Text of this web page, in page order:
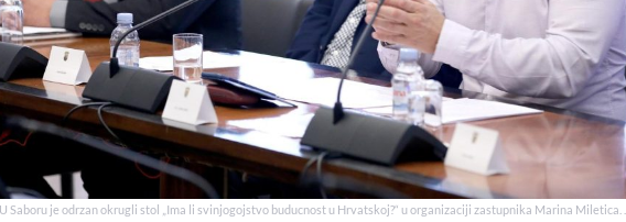
Saboru je odrzan okrugli stol „Ima li svinjogojstvo buducnost u Hrvatskoj?“ u organizaciji zastupnika Marina Miletica. .